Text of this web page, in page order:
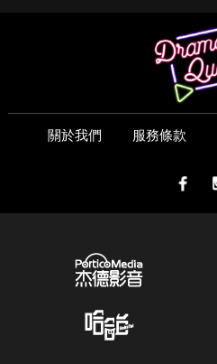
關於我們 服務條款